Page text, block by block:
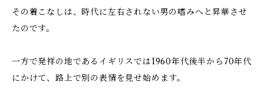
その着こなしは、時代に左右されない男の嗜みへと昇華させ
たのです。
一方で発祥の地であるイギリスでは1960年代後半から70年代
にかけて、路上で別の表情を見せ始めます。